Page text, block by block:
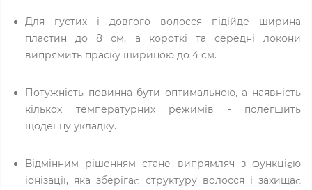
Для густих і довгого волосся підійде ширина
пластин до 8 см, а короткі та середні локони
випрямить праску шириною до 4 см.
Потужність повинна бути оптимальною, а наявність
кількох температурних режимів - полегшить
щоденну укладку.
Відмінним рішенням стане випрямляч з функцією
іонізації, яка зберігає структуру волосся і захищає